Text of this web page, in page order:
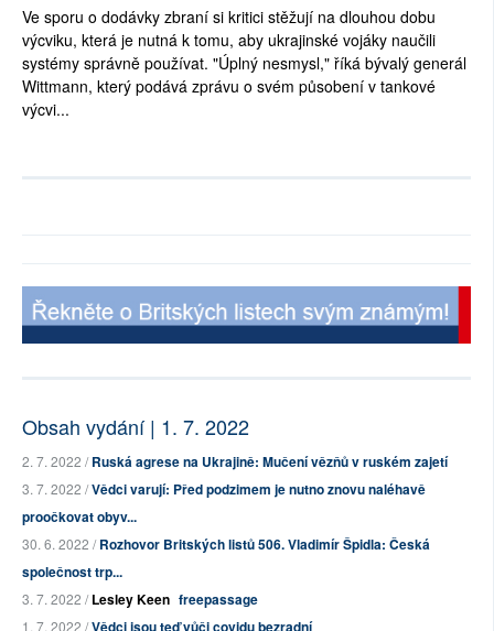
Ve sporu o dodávky zbraní si kritici stěžují na dlouhou dobu
výcviku, která je nutná k tomu, aby ukrajinské vojáky naučili
systémy správně používat. "Úplný nesmysl," říká bývalý generál
Wittmann, který podává zprávu o svém působení v tankové
výcvi...
Obsah vydání | 1. 7. 2022
2. 7. 2022 /Ruská agrese na Ukrajině: Mučení vězňů v ruském zajetí
3. 7. 2022 /Vědci varují: Před podzimem je nutno znovu naléhavě
proočkovat obyv...
30. 6. 2022 /Rozhovor Britských listů 506. Vladimír Špidla: Česká
společnost trp...
3. 7. 2022 /Lesley Keen freepassage
1. 7. 2022 /Vědci jsou teď vůči covidu bezradní